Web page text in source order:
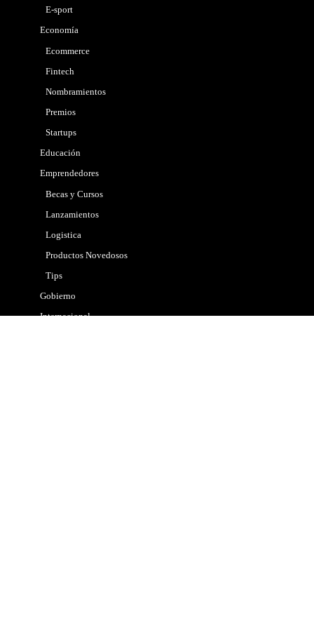
E-sport
Economía
Ecommerce
Fintech
Nombramientos
Premios
Startups
Educación
Emprendedores
Becas y Cursos
Lanzamientos
Logistica
Productos Novedosos
Tips
Gobierno
Internacional